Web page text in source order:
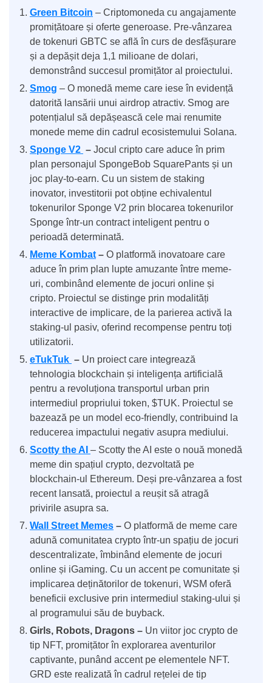
Green Bitcoin – Criptomoneda cu angajamente
promițătoare și oferte generoase. Pre-vânzarea
de tokenuri GBTC se află în curs de desfășurare
și a depășit deja 1,1 milioane de dolari,
demonstrând succesul promițător al proiectului.
Smog – O monedă meme care iese în evidență
datorită lansării unui airdrop atractiv. Smog are
potențialul să depășească cele mai renumite
monede meme din cadrul ecosistemului Solana.
Sponge V2 – Jocul cripto care aduce în prim
plan personajul SpongeBob SquarePants și un
joc play-to-earn. Cu un sistem de staking
inovator, investitorii pot obține echivalentul
tokenurilor Sponge V2 prin blocarea tokenurilor
Sponge într-un contract inteligent pentru o
perioadă determinată.
Meme Kombat – O platformă inovatoare care
aduce în prim plan lupte amuzante între meme-
uri, combinând elemente de jocuri online și
cripto. Proiectul se distinge prin modalități
interactive de implicare, de la parierea activă la
staking-ul pasiv, oferind recompense pentru toți
utilizatorii.
eTukTuk – Un proiect care integrează
tehnologia blockchain și inteligența artificială
pentru a revoluționa transportul urban prin
intermediul propriului token, $TUK. Proiectul se
bazează pe un model eco-friendly, contribuind la
reducerea impactului negativ asupra mediului.
Scotty the AI – Scotty the AI este o nouă monedă
meme din spațiul crypto, dezvoltată pe
blockchain-ul Ethereum. Deși pre-vânzarea a fost
recent lansată, proiectul a reușit să atragă
privirile asupra sa.
Wall Street Memes – O platformă de meme care
adună comunitatea crypto într-un spațiu de jocuri
descentralizate, îmbinând elemente de jocuri
online și iGaming. Cu un accent pe comunitate și
implicarea deținătorilor de tokenuri, WSM oferă
beneficii exclusive prin intermediul staking-ului și
al programului său de buyback.
Girls, Robots, Dragons – Un viitor joc crypto de
tip NFT, promițător în explorarea aventurilor
captivante, punând accent pe elementele NFT.
GRD este realizată în cadrul rețelei de tip